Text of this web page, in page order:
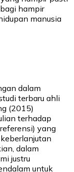
hampir
manusia
dalam
terbaru ahli
(2015)
terhadap
yang
dalam
justru
untuk